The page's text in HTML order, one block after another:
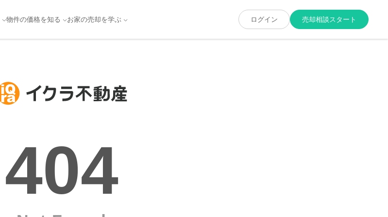
物件の価格を知る お家の売却を学ぶ ログイン 売却相談スタート
404